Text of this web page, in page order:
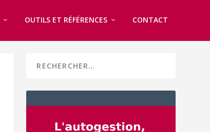
OUTILS ET RÉFÉRENCES CONTACT